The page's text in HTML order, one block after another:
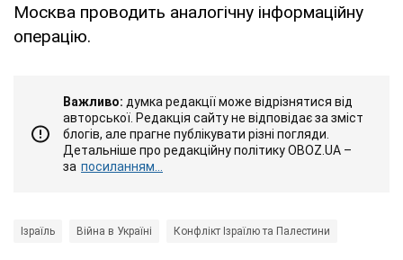
Москва проводить аналогічну інформаційну
операцію.
Важливо: думка редакції може відрізнятися від
авторської. Редакція сайту не відповідає за зміст
блогів, але прагне публікувати різні погляди.
Детальніше про редакційну політику OBOZ.UA –
за посиланням...
Ізраїль Війна в Україні Конфлікт Ізраїлю та Палестини